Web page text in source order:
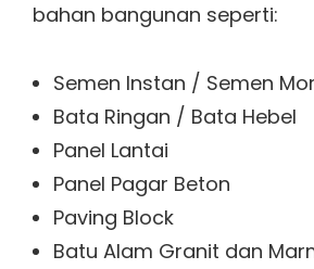
bahan bangunan seperti:
Semen Instan / Semen
Bata Ringan / Bata Hebel
Panel Lantai
Panel Pagar Beton
Paving Block
Batu Alam Granit dan